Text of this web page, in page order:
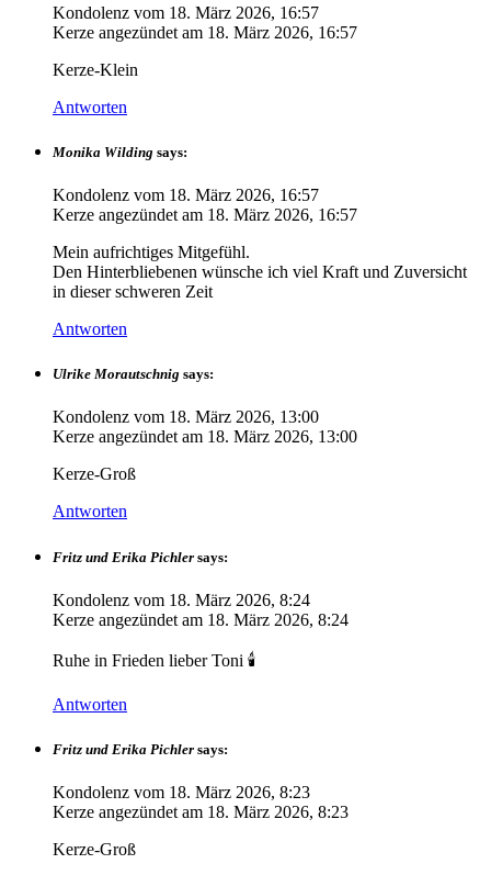
Kondolenz vom 18. März 2026, 16:57
Kerze angezündet am 18. März 2026, 16:57
Kerze-Klein
Antworten
Monika Wilding says:
Kondolenz vom 18. März 2026, 16:57
Kerze angezündet am 18. März 2026, 16:57
Mein aufrichtiges Mitgefühl.
Den Hinterbliebenen wünsche ich viel Kraft und Zuversicht
in dieser schweren Zeit
Antworten
Ulrike Morautschnig says:
Kondolenz vom 18. März 2026, 13:00
Kerze angezündet am 18. März 2026, 13:00
Kerze-Groß
Antworten
Fritz und Erika Pichler says:
Kondolenz vom 18. März 2026, 8:24
Kerze angezündet am 18. März 2026, 8:24
Ruhe in Frieden lieber Toni 🕯️
Antworten
Fritz und Erika Pichler says:
Kondolenz vom 18. März 2026, 8:23
Kerze angezündet am 18. März 2026, 8:23
Kerze-Groß